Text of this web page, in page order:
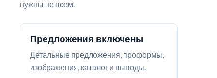
нужны не всем.
Предложения включены
Детальные предложения, проформы,
изображения, каталог и выводы.